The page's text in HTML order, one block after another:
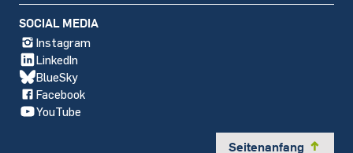
SOCIAL MEDIA
Instagram
LinkedIn
BlueSky
Facebook
YouTube
Seitenanfang y